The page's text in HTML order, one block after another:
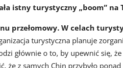
istny turystyczny „boom” na
przełomowy. W celach
turystyczna planuje
głównie o to, by upewnić się,
że z samych Chin przybyło